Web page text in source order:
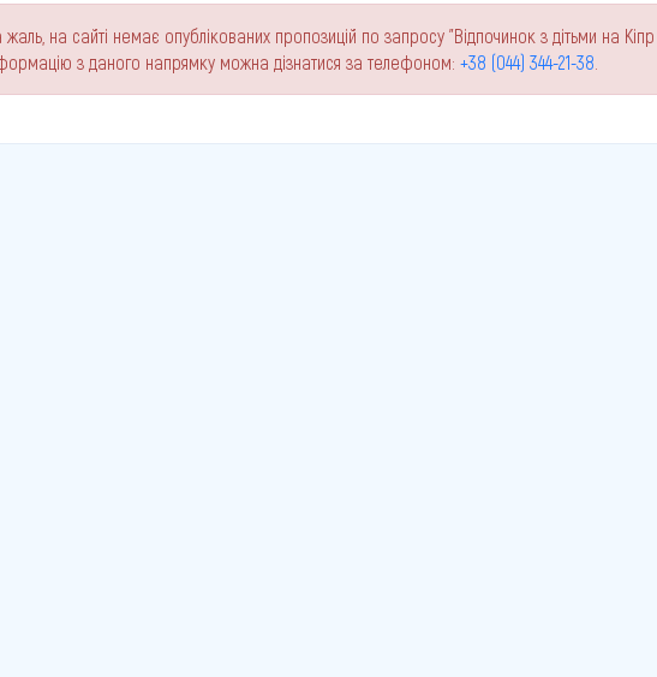
жаль, на сайті немає опублікованих пропозицій по запросу "Відпочинок з дітьми на
з даного напрямку можна дізнатися за телефоном: +38 (044) 344-21-38